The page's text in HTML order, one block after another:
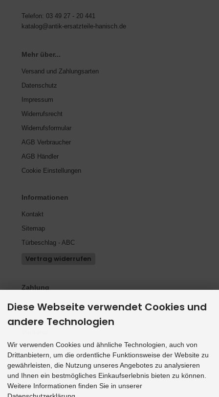
Telefon: 03 49 27 - 20 441
katalog@antik-ersatzteile-hanisch.de
Mehr über...
Versand und Zahlungsarten
Datenschutz
Impressum
Widerrufsrecht
Widerrufsformular
AGB Verbraucher
AGB Händler
Cookie Einstellungen
Informationen
Kontakt
Sitemap
Türbeschlag - ABC
Vertrag widerrufen
Zahlung
Social Media
Diese Webseite verwendet Cookies und
andere Technologien
Wir verwenden Cookies und ähnliche Technologien, auch von
Drittanbietern, um die ordentliche Funktionsweise der Website zu
gewährleisten, die Nutzung unseres Angebotes zu analysieren
und Ihnen ein bestmögliches Einkaufserlebnis bieten zu können.
Weitere Informationen finden Sie in unserer